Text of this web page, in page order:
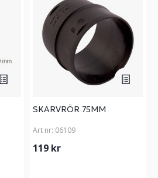
SKARVRÖR 75MM
Art nr: 06109
119 kr